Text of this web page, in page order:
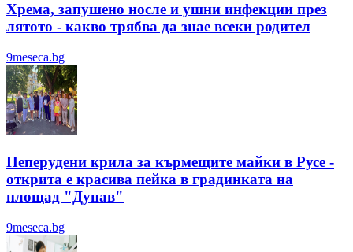
Хрема, запушено носле и ушни инфекции през
лятотo - какво трябва да знае всеки родител
9meseca.bg
Пеперудени крила за кърмещите майки в Русе -
открита е красива пейка в градинката на
площад "Дунав"
9meseca.bg